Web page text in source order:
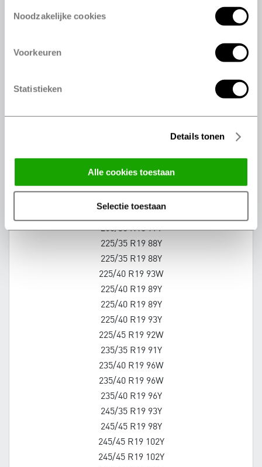
Noodzakelijke cookies
Voorkeuren
Statistieken
Details tonen
alle cookies toestaan
selectie toestaan
245/50 R18 100Y
265/35 R18 97Y
225/35 R19 88Y
225/35 R19 88Y
225/40 R19 93W
225/40 R19 89Y
225/40 R19 89Y
225/40 R19 93Y
225/45 R19 92W
235/35 R19 91Y
235/40 R19 96W
235/40 R19 96W
235/40 R19 96Y
245/35 R19 93Y
245/45 R19 98Y
245/45 R19 102Y
245/45 R19 102Y